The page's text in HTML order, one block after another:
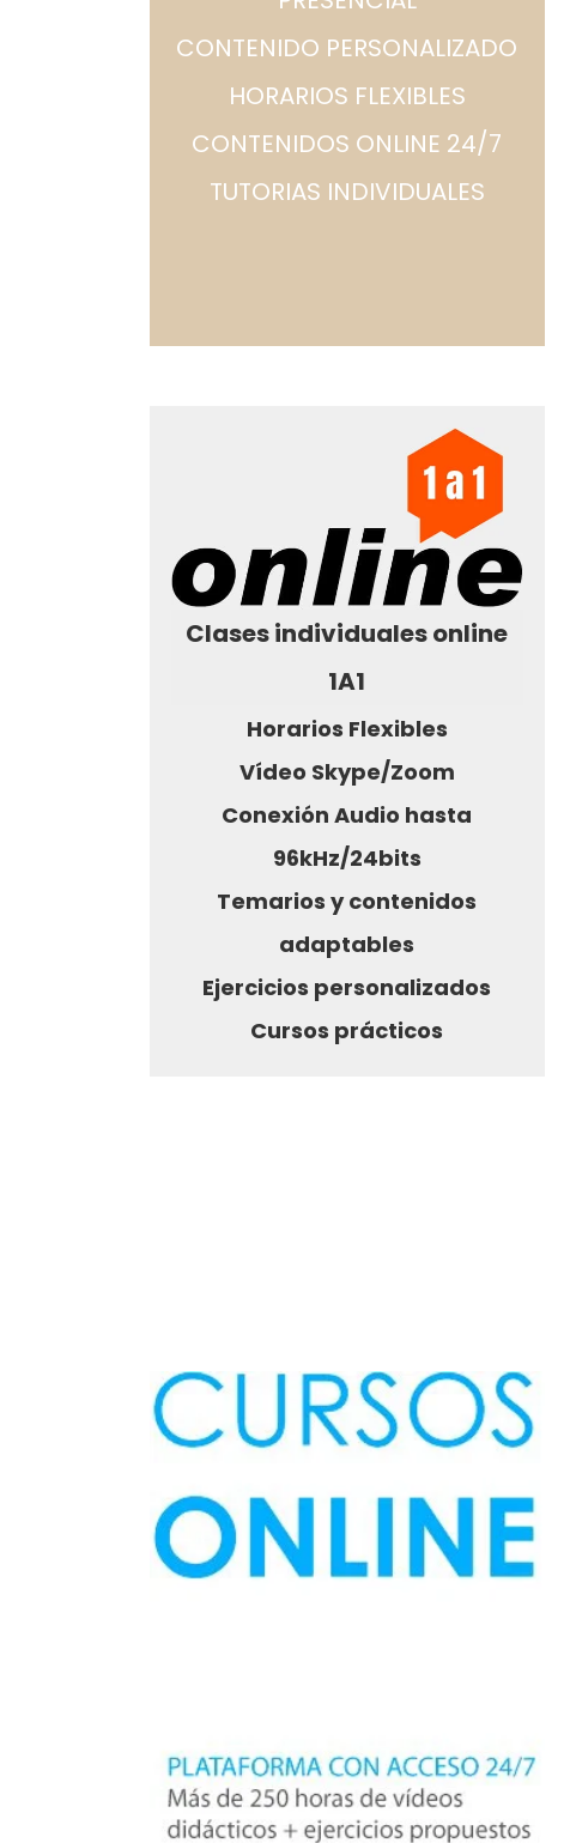
CONTENIDO PERSONALIZADO
HORARIOS FLEXIBLES
CONTENIDOS ONLINE 24/7
TUTORIAS INDIVIDUALES
Clases individuales online
1A1
Horarios Flexibles
Vídeo Skype/Zoom
Conexión Audio hasta
96kHz/24bits
Temarios y contenidos
adaptables
Ejercicios personalizados
Cursos prácticos